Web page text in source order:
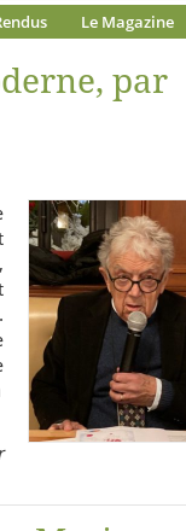
Le Magazine
par
,